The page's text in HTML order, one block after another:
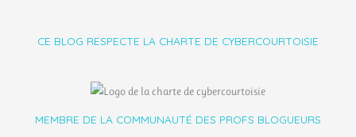
CE BLOG RESPECTE LA CHARTE DE CYBERCOURTOISIE
MEMBRE DE LA COMMUNAUTÉ DES PROFS BLOGUEURS